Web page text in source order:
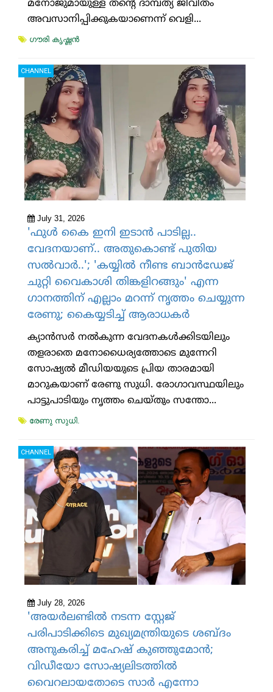
മനോജുമായുള്ള തന്റെ ദാമ്പത്യ ജീവിതം
അവസാനിപ്പിക്കുകയാണെന്ന് വെളി...
ഗൗരി കൃഷ്ണന്‍
CHANNEL
July 31, 2026
'ഫുള്‍ കൈ ഇനി ഇടാന്‍ പാടില്ല..
വേദനയാണ്.. അതുകൊണ്ട് പുതിയ
സല്‍വാര്‍..'; 'കയ്യിൽ നീണ്ട ബാൻഡേജ്
ചുറ്റി വൈകാശി തിങ്കളിറങ്ങും' എന്ന
ഗാനത്തിന് എല്ലാം മറന്ന് നൃത്തം ചെയ്യുന്ന
രേണു; കൈയ്യടിച്ച് ആരാധകര്‍
ക്യാന്‍സര്‍ നല്‍കുന്ന വേദനകള്‍ക്കിടയിലും
തളരാതെ മനോധൈര്യത്തോടെ മുന്നേറി
സോഷ്യല്‍ മീഡിയയുടെ പ്രിയ താരമായി
മാറുകയാണ് രേണു സുധി. രോഗാവസ്ഥയിലും
പാട്ടുപാടിയും നൃത്തം ചെയ്തും സന്തോ...
രേണു സുധി.
CHANNEL
July 28, 2026
'അയര്‍ലണ്ടില്‍ നടന്ന സ്റ്റേജ്
പരിപാടിക്കിടെ മുഖ്യമന്ത്രിയുടെ ശബ്ദം
അനുകരിച്ച് മഹേഷ് കുഞ്ഞുമോന്‍;
വിഡീയോ സോഷ്യലിടത്തില്‍
വൈറലായതോടെ സാര്‍ എന്നോ